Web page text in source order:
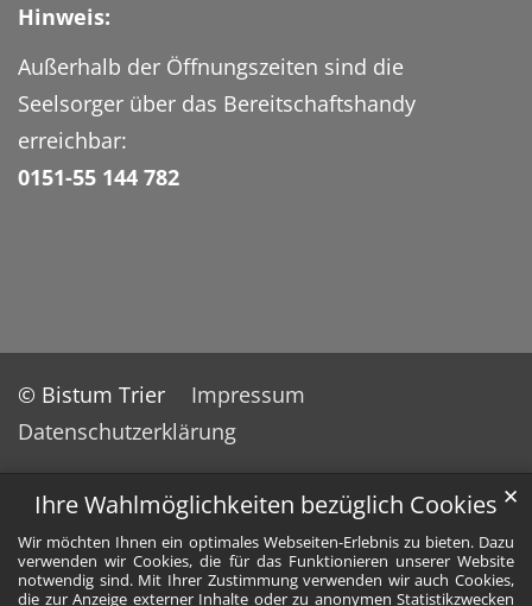
Ihre Wahlmöglichkeiten bezüglich Cookies
Wir möchten Ihnen ein optimales Webseiten-Erlebnis zu bieten. Dazu
verwenden wir Cookies, die für das Funktionieren unserer Website
notwendig sind. Mit Ihrer Zustimmung verwenden wir auch Cookies,
die zur Anzeige externer Inhalte oder zu anonymen Statistikzwecken
✕
Hinweis:
Außerhalb der Öffnungszeiten sind die
Seelsorger über das Bereitschaftshandy
erreichbar:
0151-55 144 782
© Bistum Trier
Impressum
Datenschutzerklärung